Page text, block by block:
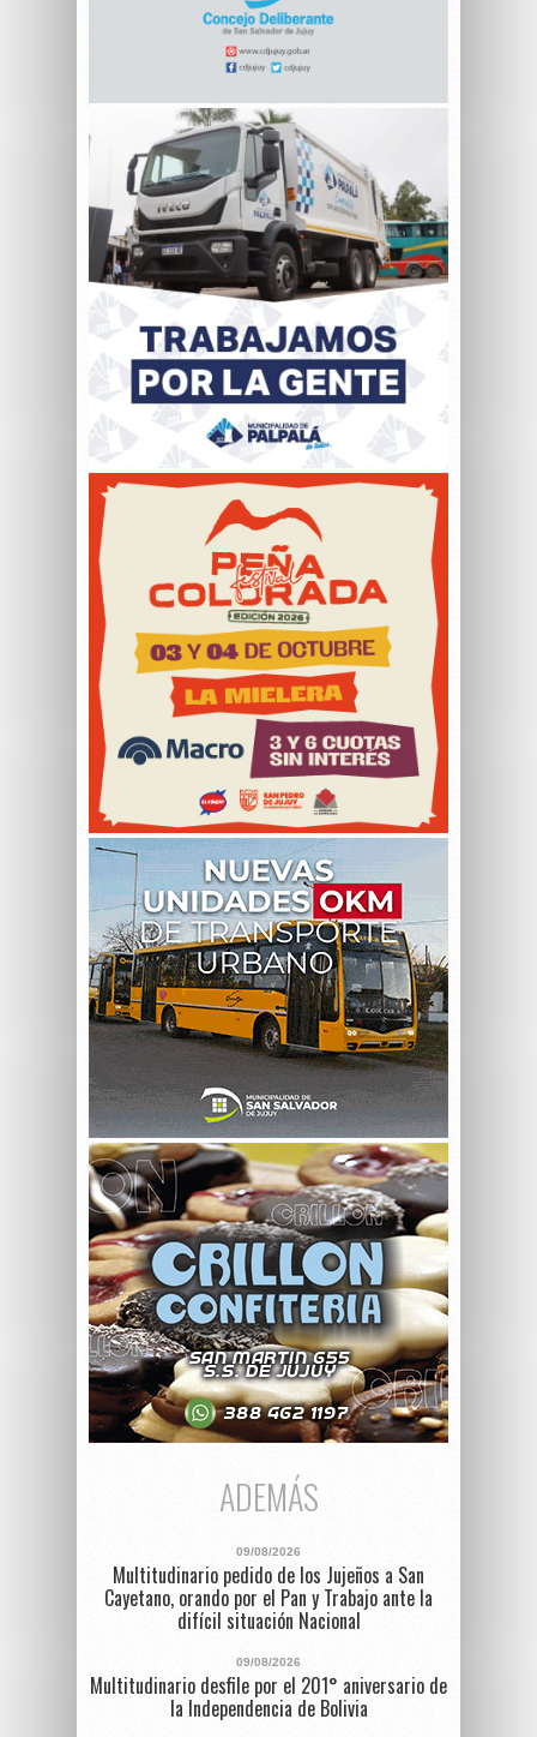
ADEMÁS
09/08/2026
Multitudinario pedido de los Jujeños a San
Cayetano, orando por el Pan y Trabajo ante la
difícil situación Nacional
09/08/2026
Multitudinario desfile por el 201° aniversario de
la Independencia de Bolivia